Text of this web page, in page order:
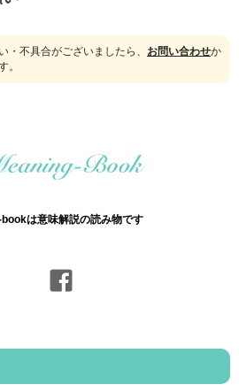
・不具合がございましたら、 お問い合わせか
。
は意味解説の読み物です